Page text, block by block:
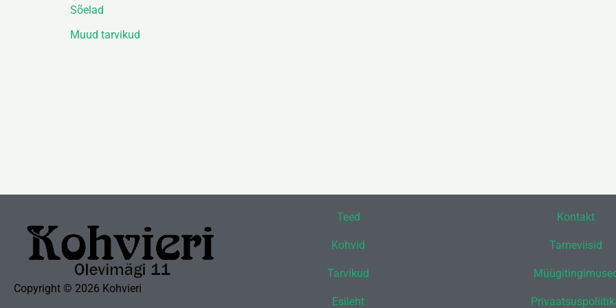
Sõelad
Muud tarvikud
Copyright © 2026 Kohvieri
Teed
Kohvid
Tarvikud
Esileht
Kontakt
Tarneviisid